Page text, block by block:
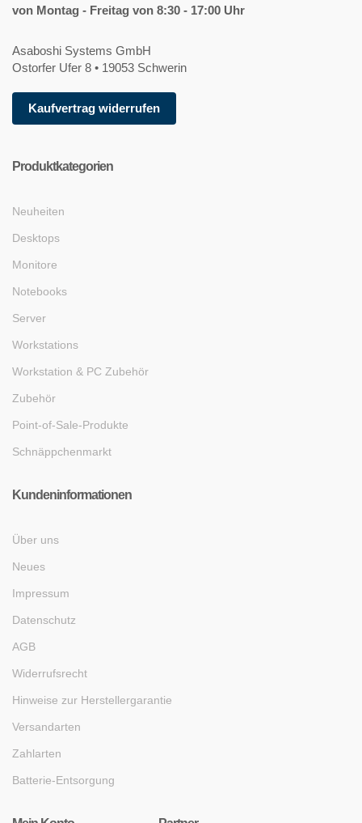
von Montag - Freitag von 8:30 - 17:00 Uhr
Asaboshi Systems GmbH
Ostorfer Ufer 8 • 19053 Schwerin
Kaufvertrag widerrufen
Produktkategorien
Neuheiten
Desktops
Monitore
Notebooks
Server
Workstations
Workstation & PC Zubehör
Zubehör
Point-of-Sale-Produkte
Schnäppchenmarkt
Kundeninformationen
Über uns
Neues
Impressum
Datenschutz
AGB
Widerrufsrecht
Hinweise zur Herstellergarantie
Versandarten
Zahlarten
Batterie-Entsorgung